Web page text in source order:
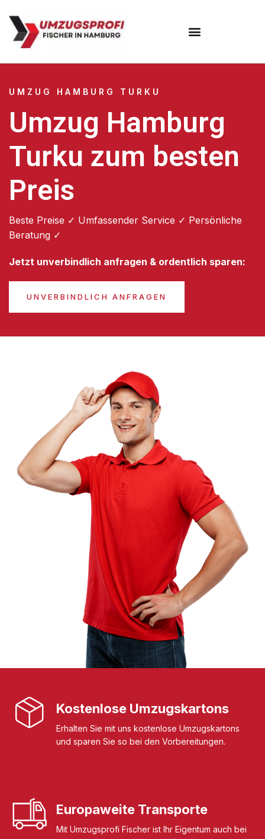
UMZUG HAMBURG TURKU
Umzug Hamburg
Turku zum besten
Preis
Beste Preise ✓ Umfassender Service ✓ Persönliche
Beratung ✓
Jetzt unverbindlich anfragen & ordentlich sparen:
UNVERBINDLICH ANFRAGEN
Kostenlose Umzugskartons
Erhalten Sie mit uns kostenlose Umzugskartons
und sparen Sie so bei den Vorbereitungen.
Europaweite Transporte
Mit Umzugsprofi Fischer ist Ihr Eigentum auch bei